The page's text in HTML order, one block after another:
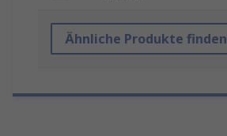
Ähnliche Produkte finden